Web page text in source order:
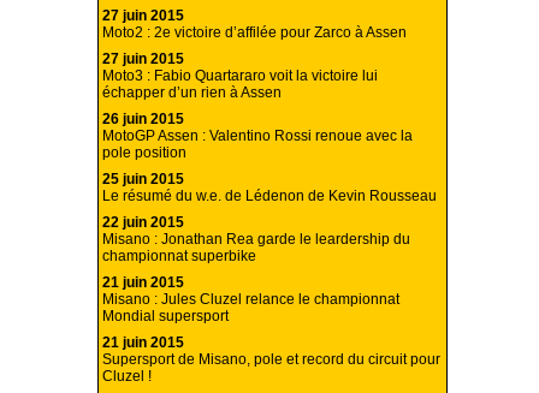
27 juin 2015
Moto2 : 2e victoire d’affilée pour Zarco à Assen
27 juin 2015
Moto3 : Fabio Quartararo voit la victoire lui
échapper d’un rien à Assen
26 juin 2015
MotoGP Assen : Valentino Rossi renoue avec la
pole position
25 juin 2015
Le résumé du w.e. de Lédenon de Kevin Rousseau
22 juin 2015
Misano : Jonathan Rea garde le leardership du
championnat superbike
21 juin 2015
Misano : Jules Cluzel relance le championnat
Mondial supersport
21 juin 2015
Supersport de Misano, pole et record du circuit pour
Cluzel !